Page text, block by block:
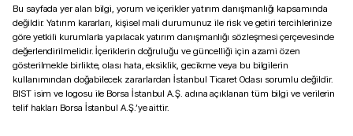
Bu sayfada yer alan bilgi, yorum ve içerikler yatırım danışmanlığı kapsamında
değildir. Yatırım kararları, kişisel mali durumunuz ile risk ve getiri tercihlerinize
göre yetkili kurumlarla yapılacak yatırım danışmanlığı sözleşmesi çerçevesinde
değerlendirilmelidir. İçeriklerin doğruluğu ve güncelliği için azami özen
gösterilmekle birlikte, olası hata, eksiklik, gecikme veya bu bilgilerin
kullanımından doğabilecek zararlardan İstanbul Ticaret Odası sorumlu değildir.
BIST isim ve logosu ile Borsa İstanbul A.Ş. adına açıklanan tüm bilgi ve verilerin
telif hakları Borsa İstanbul A.Ş.’ye aittir.